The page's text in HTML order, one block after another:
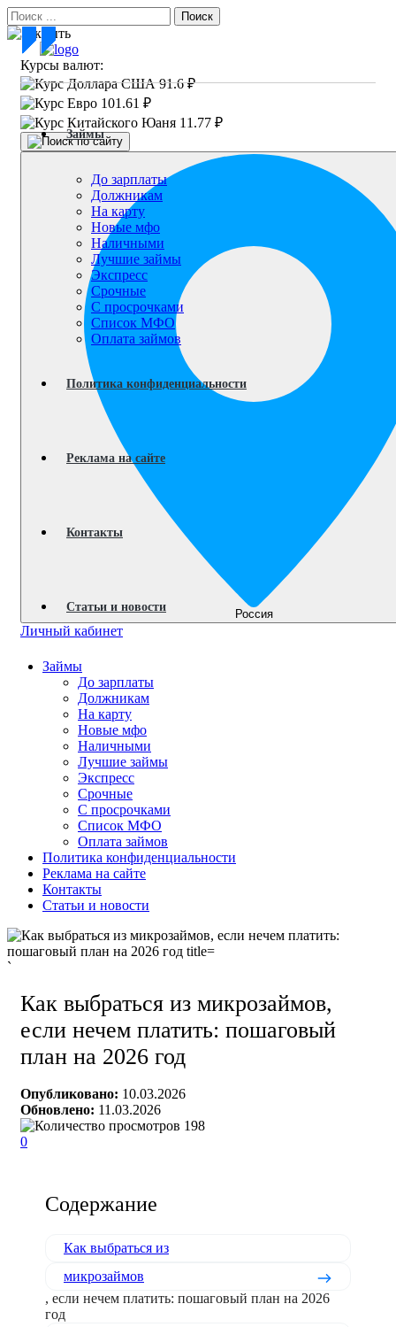
Поиск
Курсы валют:
91.6 ₽
101.61 ₽
11.77 ₽
Россия
Личный кабинет
Займы
До зарплаты
Должникам
На карту
Новые мфо
Наличными
Лучшие займы
Экспресс
Срочные
С просрочками
Список МФО
Оплата займов
Политика конфиденциальности
Реклама на сайте
Контакты
Статьи и новости
Займы
До зарплаты
Должникам
На карту
Новые мфо
Наличными
Лучшие займы
Экспресс
Срочные
С просрочками
Список МФО
Оплата займов
Политика конфиденциальности
Реклама на сайте
Контакты
Статьи и новости
`
Как выбраться из микрозаймов,
если нечем платить: пошаговый
план на 2026 год
Опубликовано: 10.03.2026
Обновлено: 11.03.2026
198
0
Содержание
Как выбраться из
микрозаймов
, если нечем платить: пошаговый план на 2026
год